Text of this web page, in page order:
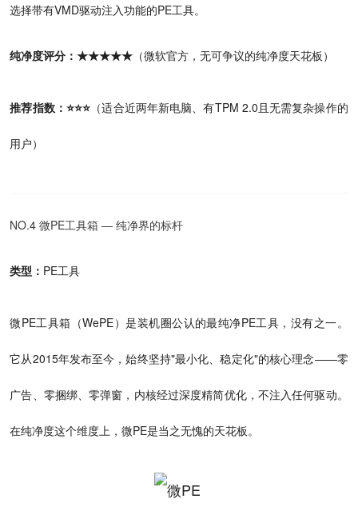
选择带有VMD驱动注入功能的PE工具。
纯净度评分：★★★★★ （微软官方，无可争议的纯净度天花板）
推荐指数：⭐⭐⭐ （适合近两年新电脑、有TPM 2.0且无需复杂操作的
用户）
NO.4 微PE工具箱 — 纯净界的标杆
类型： PE工具
微PE工具箱（WePE）是装机圈公认的最纯净PE工具，没有之一。
它从2015年发布至今，始终坚持"最小化、稳定化"的核心理念——零
广告、零捆绑、零弹窗，内核经过深度精简优化，不注入任何驱动。
在纯净度这个维度上，微PE是当之无愧的天花板。